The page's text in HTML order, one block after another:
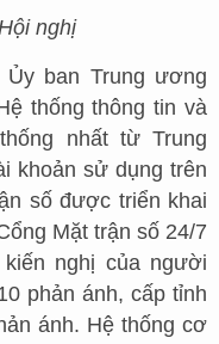
nghị
ban Trung ương
thống thông tin và
nhất từ Trung
khoản sử dụng trên
số được triển khai
Mặt trận số 24/7
nghị của người
phản ánh, cấp tỉnh
ánh. Hệ thống cơ